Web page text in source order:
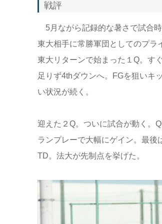
戦評
5月ながら記録的な暑さで試合
東大相手に常勝軍団としてのプラ
東大リターンで始まった１Q。す
足りず4thダウンへ。FGを狙いキ
い状況が続く。
迎えた２Q。ついに試合が動く。
ランプレーで大幅にゲイン。最後
TD。法大が先制点を挙げた。